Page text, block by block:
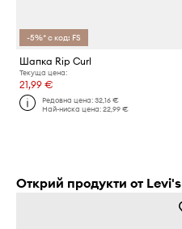
-5%* с код: FS
Шапка Rip Curl
Текуща цена:
21,99 €
Редовна цена:32,16 €
Най-ниска цена:22,99 €
Открий продукти от Levi's